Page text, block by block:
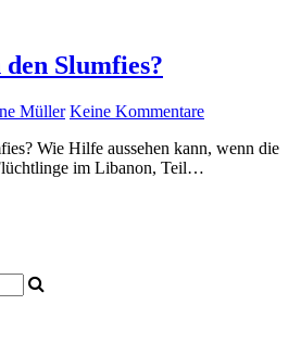
Slumfies?
Müller Keine Kommentare
Wie Hilfe aussehen kann, wenn die
im Libanon, Teil…